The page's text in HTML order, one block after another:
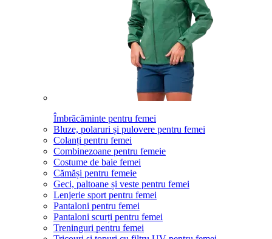
Îmbrăcăminte pentru femei
Bluze, polaruri și pulovere pentru femei
Colanți pentru femei
Combinezoane pentru femeie
Costume de baie femei
Cămăși pentru femeie
Geci, paltoane și veste pentru femei
Lenjerie sport pentru femei
Pantaloni pentru femei
Pantaloni scurți pentru femei
Treninguri pentru femei